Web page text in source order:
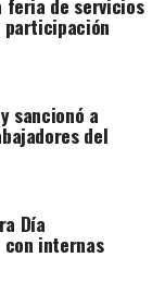
participación
sancionó a
del
Día
internas